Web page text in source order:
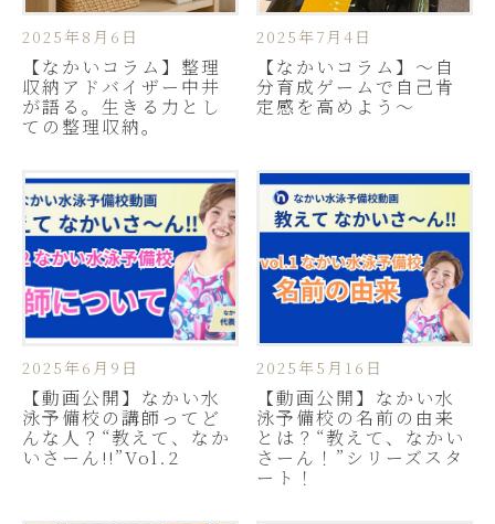
2025年8月6日
【なかいコラム】整理
収納アドバイザー中井
が語る。生きる力とし
ての整理収納。
2025年7月4日
【なかいコラム】～自
分育成ゲームで自己肯
定感を高めよう～
2025年6月9日
【動画公開】なかい水
泳予備校の講師ってど
んな人？“教えて、なか
いさーん!!”Vol.2
2025年5月16日
【動画公開】なかい水
泳予備校の名前の由来
とは？“教えて、なかい
さーん！”シリーズスタ
ート！